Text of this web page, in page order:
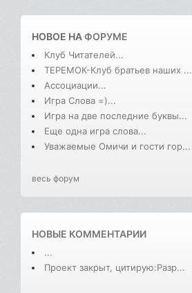
НОВОЕ НАФОРУМЕ
Клуб Читателей...
ТЕРЕМОК-Клуб братьев наших ...
Ассоциации...
Игра Слова =)...
Игра на две последние буквы...
Еще одна игра слова...
Уважаемые Омичи и гости гор...
весь форум
НОВЫЕ КОММЕНТАРИИ
...
Проект закрыт, цитирую:Разр...